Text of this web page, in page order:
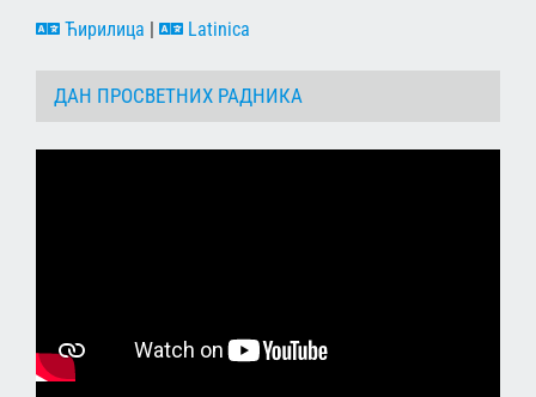
Ћирилица | Latinica
ДАН ПРОСВЕТНИХ РАДНИКА